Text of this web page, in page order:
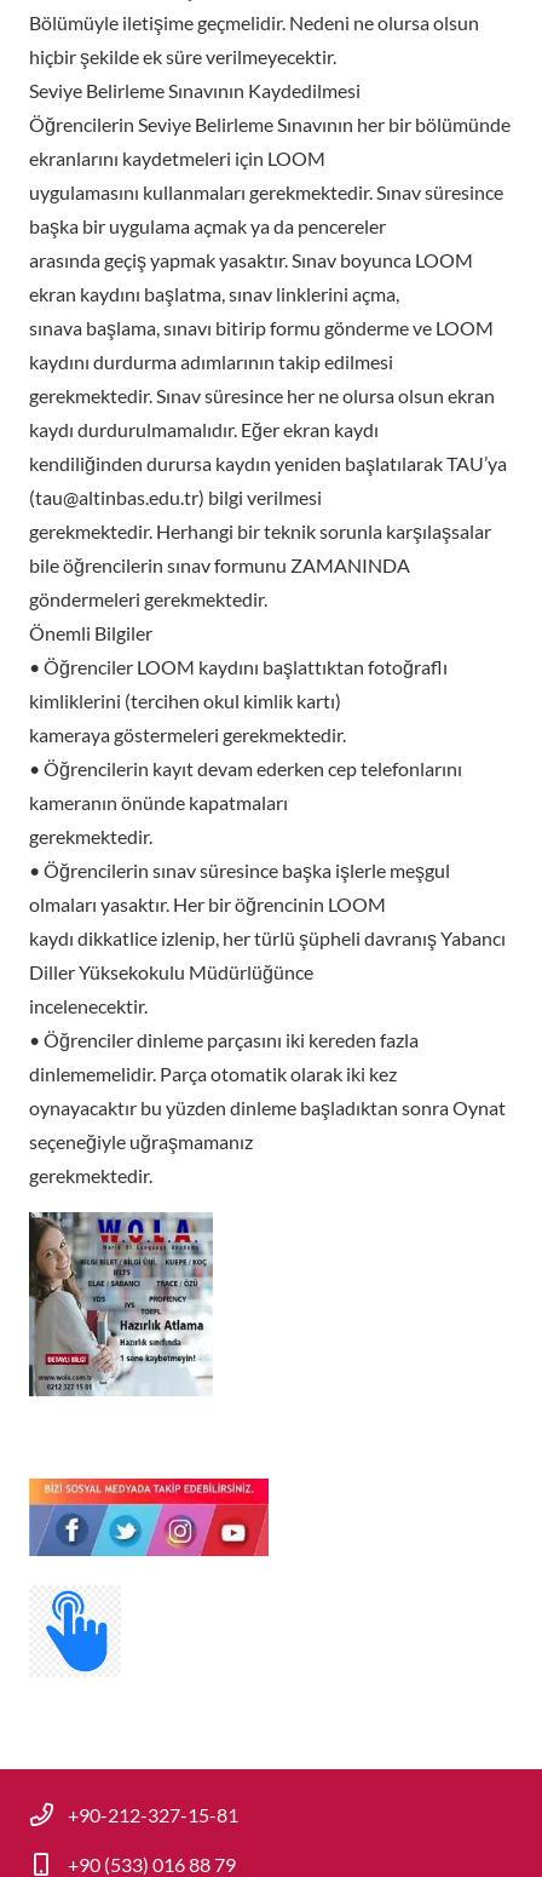
Bölümüyle iletişime geçmelidir. Nedeni ne olursa olsun
hiçbir şekilde ek süre verilmeyecektir.
Seviye Belirleme Sınavının Kaydedilmesi
Öğrencilerin Seviye Belirleme Sınavının her bir bölümünde
ekranlarını kaydetmeleri için LOOM
uygulamasını kullanmaları gerekmektedir. Sınav süresince
başka bir uygulama açmak ya da pencereler
arasında geçiş yapmak yasaktır. Sınav boyunca LOOM
ekran kaydını başlatma, sınav linklerini açma,
sınava başlama, sınavı bitirip formu gönderme ve LOOM
kaydını durdurma adımlarının takip edilmesi
gerekmektedir. Sınav süresince her ne olursa olsun ekran
kaydı durdurulmamalıdır. Eğer ekran kaydı
kendiliğinden durursa kaydın yeniden başlatılarak TAU’ya
(tau@altinbas.edu.tr) bilgi verilmesi
gerekmektedir. Herhangi bir teknik sorunla karşılaşsalar
bile öğrencilerin sınav formunu ZAMANINDA
göndermeleri gerekmektedir.
Önemli Bilgiler
• Öğrenciler LOOM kaydını başlattıktan fotoğraflı
kimliklerini (tercihen okul kimlik kartı)
kameraya göstermeleri gerekmektedir.
• Öğrencilerin kayıt devam ederken cep telefonlarını
kameranın önünde kapatmaları
gerekmektedir.
• Öğrencilerin sınav süresince başka işlerle meşgul
olmaları yasaktır. Her bir öğrencinin LOOM
kaydı dikkatlice izlenip, her türlü şüpheli davranış Yabancı
Diller Yüksekokulu Müdürlüğünce
incelenecektir.
• Öğrenciler dinleme parçasını iki kereden fazla
dinlememelidir. Parça otomatik olarak iki kez
oynayacaktır bu yüzden dinleme başladıktan sonra Oynat
seçeneğiyle uğraşmamanız
gerekmektedir.
+90-212-327-15-81
+90 (533) 016 88 79